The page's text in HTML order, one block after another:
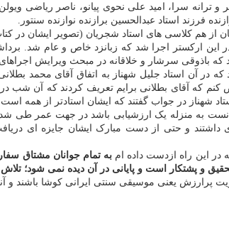
سرا، امید علی نحوی پیانو، ناصر ریاضی
فرزند استاد عبدالحسین برازنده نوازنده سنتور.
از هم کلاسی های استاد شجریان (تصویر ایشان در
این ارکستر اجرا شد که زبانزد خاص و عام شد.
باذوقی سرشار و خلاقانه در مبحث ویرایش اجراهای
که آقای بطلانی برایم تعریف کردند که آن شب
شهناز در جواب گفتند که ایشان استادتر از همه است.
برای من این رویداد می توانست به منزله یک ارزشیابی باشد
داشتند و حتی از دست مبارک ایشان جایزه ای
در این راه ازدست داده امبه تمام جوانان مشتاق
و پشتکار است و پایانی در آن دیده نمی شود؛ تلاش
یعنی موسیقی سنتی ایرانی کوشا باشند و